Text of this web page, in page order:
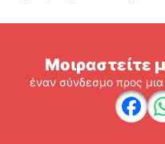
Μοιραστείτε
έναν σύνδεσμο προς